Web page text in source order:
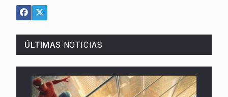
ÚLTIMAS NOTICIAS